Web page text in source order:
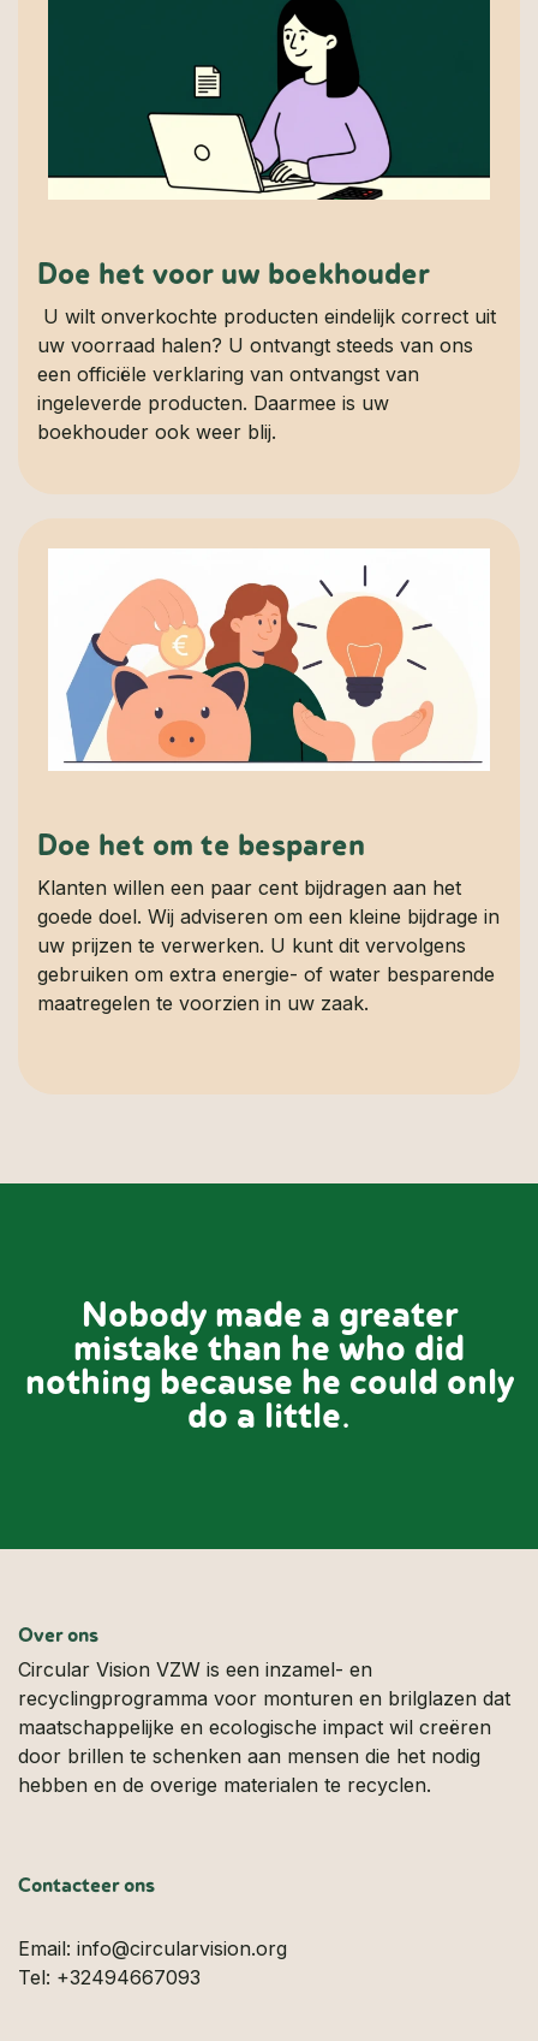
Doe het om te besparen
Klanten willen een paar cent bijdragen aan het
goede doel. Wij adviseren om een kleine bijdrage in
uw prijzen te verwerken. U kunt dit vervolgens
gebruiken om extra energie- of water besparende
maatregelen te voorzien in uw zaak.
Doe het voor uw boekhouder
U wilt onverkochte producten eindelijk correct uit
uw voorraad halen? U ontvangt steeds van ons
een officiële verklaring van ontvangst van
ingeleverde producten. Daarmee is uw
boekhouder ook weer blij.
Nobody made a greater
mistake than he who did
nothing because he could only
do a little.
Over ons
Circular Vision VZW is een inzamel- en
recyclingprogramma voor monturen en brilglazen dat
maatschappelijke en ecologische impact wil creëren
door brillen te schenken aan mensen die het nodig
hebben en de overige materialen te recyclen.
Contacteer ons
Email: info@circularvision.org
Tel: +32494667093